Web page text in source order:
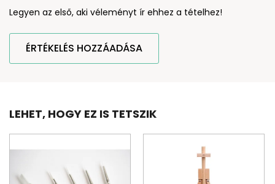
Legyen az első, aki véleményt ír ehhez a tételhez!
ÉRTÉKELÉS HOZZÁADÁSA
LEHET, HOGY EZ IS TETSZIK